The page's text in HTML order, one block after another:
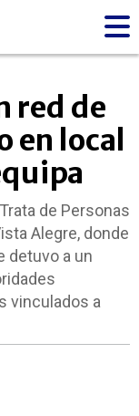
red de
en local
de Personas
Alegre, donde
detuvo a un
vinculados a